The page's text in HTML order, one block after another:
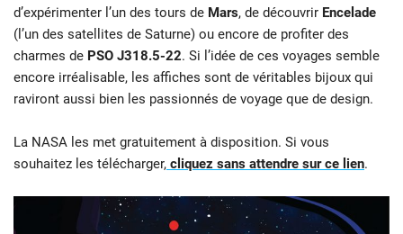
d’expérimenter l’un des tours de Mars, de découvrir Encelade
(l’un des satellites de Saturne) ou encore de profiter des
charmes de PSO J318.5-22. Si l’idée de ces voyages semble
encore irréalisable, les affiches sont de véritables bijoux qui
raviront aussi bien les passionnés de voyage que de design.
La NASA les met gratuitement à disposition. Si vous
souhaitez les télécharger, cliquez sans attendre sur ce lien.